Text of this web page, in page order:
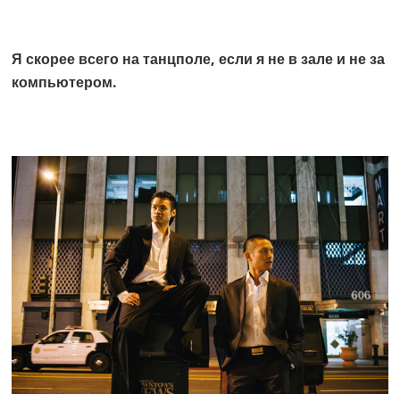
Я скорее всего на танцполе, если я не в зале и не за
компьютером.